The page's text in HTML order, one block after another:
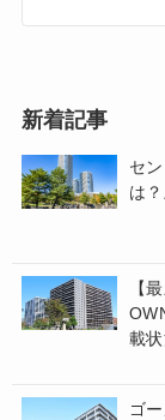
新着記事
セ
は
【
載
ゴ